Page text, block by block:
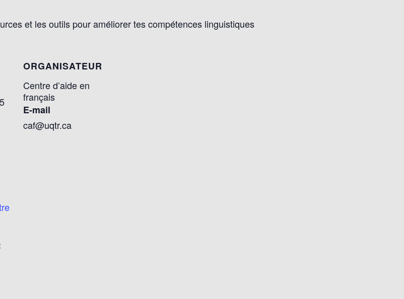
et les outils pour améliorer tes compétences linguistiques
ORGANISATEUR
Centre d’aide en
français
E-mail
caf@uqtr.ca